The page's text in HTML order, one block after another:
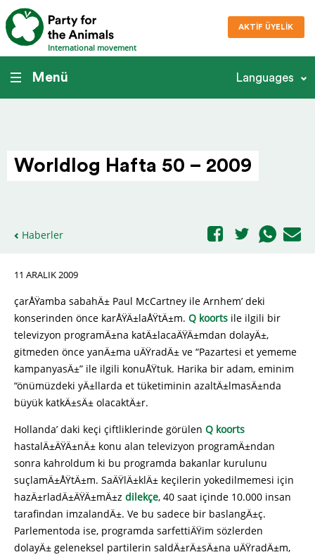
International movement
AKTIF ÜYELIK
Menü Languages
Worldlog Hafta 50 – 2009
Haberler
11 ARALIK 2009
çarÅŸamba sabahÄ± Paul McCartney ile Arnhem’ deki
konserinden önce karÅŸÄ±laÅŸtÄ±m. Q koorts ile ilgili bir
televizyon programÄ±na katÄ±lacaÄŸÄ±mdan dolayÄ±,
gitmeden önce yanÄ±ma uÄŸradÄ± ve “Pazartesi et yememe
kampanyasÄ±” ile ilgili konuÅŸtuk. Harika bir adam, eminim
“önümüzdeki yÄ±llarda et tüketiminin azaltÄ±lmasÄ±nda
büyük katkÄ±sÄ± olacaktÄ±r.
Hollanda’ daki keçi çiftliklerinde görülen Q koorts
hastalÄ±ÄŸÄ±nÄ± konu alan televizyon programÄ±ndan
sonra kahroldum ki bu programda bakanlar kurulunu
suçlamÄ±ÅŸtÄ±m. SaÄŸlÄ±klÄ± keçilerin yokedilmemesi için
hazÄ±rladÄ±ÄŸÄ±mÄ±z dilekçe, 40 saat içinde 10.000 insan
tarafindan imzalandÄ±. Ve bu sadece bir baslangÄ±ç.
Parlementoda ise, programda sarfettiÄŸim sözlerden
dolayÄ± geleneksel partilerin saldÄ±rÄ±sÄ±na uÄŸradÄ±m,